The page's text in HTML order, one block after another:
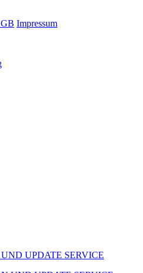
Impressum
UPDATE SERVICE